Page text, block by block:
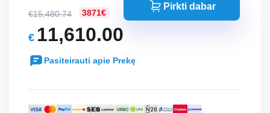
3871€
€15,480.74
Original
price
was:
€ 11,610.00
Current
price
€11,610.00.
Pirkti dabar
Pasiteirauti apie Prekę